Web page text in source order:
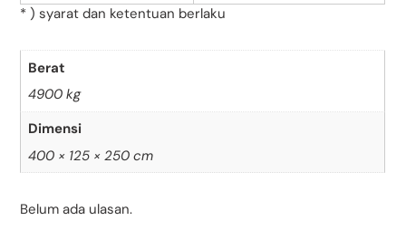
* ) syarat dan ketentuan berlaku
Berat
4900 kg
Dimensi
400 × 125 × 250 cm
Belum ada ulasan.